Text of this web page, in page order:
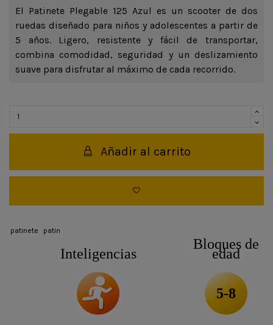
El Patinete Plegable 125 Azul es un scooter de dos
ruedas diseñado para niños y adolescentes a partir de
5 años. Ligero, resistente y fácil de transportar,
combina comodidad, seguridad y un deslizamiento
suave para disfrutar al máximo de cada recorrido.
Añadir al carrito
patinete patin
Inteligencias
Bloques de
edad
5-8